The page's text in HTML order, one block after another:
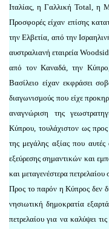
Ιταλίας, η Γαλλική Τοtal, η
Προσφορές είχαν επίσης
την Ελβετία, από την
αυστραλιανή εταιρεία
από τον Καναδά, την
Βασίλειο είχαν εκφράσει
διαγωνισμούς που είχε
αναγνώριση της
Κύπρου, τουλάχιστον ως
της μεγάλης αξίας που αυτές
εξεύρεσης σημαντικών και
και μεταγενέστερα
Προς το παρόν η Κύπρος δεν
νησιωτική δημοκρατία
πετρελαίου για να καλύψει